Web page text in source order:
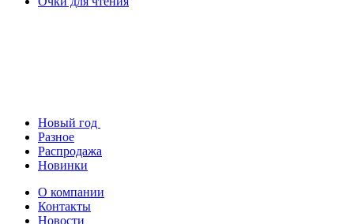
Новый год
Разное
Распродажа
Новинки
О компании
Контакты
Новости